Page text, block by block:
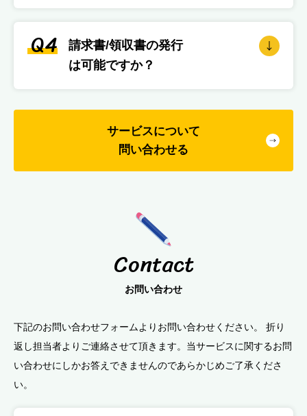
Q4
請求書/領収書の発行
は可能ですか？
サービスについて
問い合わせる
Contact
お問い合わせ
下記のお問い合わせフォームよりお問い合わせください。 折り
返し担当者よりご連絡させて頂きます。 当サービスに関するお問
い合わせにしかお答えできませんのであらかじめご了承くださ
い。